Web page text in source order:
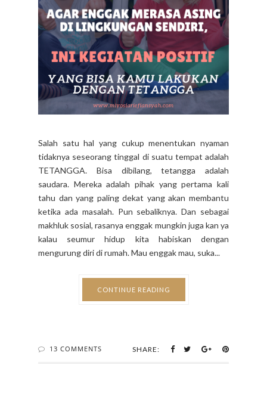
Salah satu hal yang cukup menentukan nyaman
tidaknya seseorang tinggal di suatu tempat adalah
TETANGGA. Bisa dibilang, tetangga adalah
saudara. Mereka adalah pihak yang pertama kali
tahu dan yang paling dekat yang akan membantu
ketika ada masalah. Pun sebaliknya. Dan sebagai
makhluk sosial, rasanya enggak mungkin juga kan ya
kalau seumur hidup kita habiskan dengan
mengurung diri di rumah. Mau enggak mau, suka...
CONTINUE READING
13 COMMENTS SHARE: